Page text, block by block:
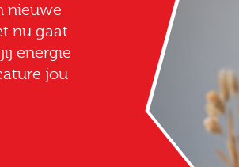
nieuwe
nu gaat
energie
jou